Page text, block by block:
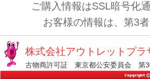
ご購入情報はSSL暗号化
お客様の情報は、第3
株式会社アウトレットプラ
古物商許可証 東京都公安委員会 第